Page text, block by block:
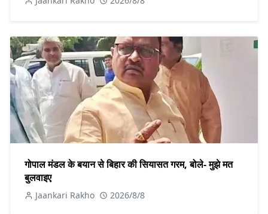
गोपाल मंडल के बयान से बिहार की सियासत गरम, बोले- मुझे मत
बुलवाइए
Jaankari Rakho 2026/8/8